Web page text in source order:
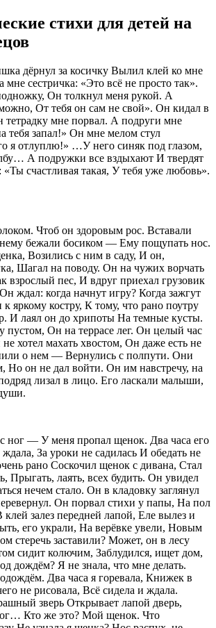
стихи для детей на
дёрнул за косичку Вылил клей ко мне
мне сестричка: «Это всё не просто так».
Он толкнул меня рукой. А
От тебя он сам не свой». Он кидал в
мне порвал. А подруги мне
тебя запал!» Он мне мелом стул
я отлуплю!» …У него синяк под глазом,
А подружки все вздыхают И твердят
счастливая такая, У тебя уже любовь».
Чтоб он здоровым рос. Вставали
бежали босиком — Ему пощупать нос.
Возились с ним в саду, И он,
Шагал на поводу. Он на чужих ворчать
взрослый пес, И вдруг приехал грузовик
ждал: когда начнут игру? Когда зажгут
яркому костру, К тому, что рано поутру
И лаял он до хрипоты На темные кусты.
пустом, Он на террасе лег. Он целый час
хотел махать хвостом, Он даже есть не
о нем — Вернулись с полпути. Они
Но он не дал войти. Он им навстречу, на
лизал в лицо. Его ласкали малыши,
с ног — У меня пропал щенок. Два часа его
ждала, За уроки не садилась И обедать не
рано Соскочил щенок с дивана, Стал
Прыгать, лаять, всех будить. Он увидел
нечем стало. Он в кладовку заглянул
Он порвал стихи у папы, На пол
залез передней лапой, Еле вылез и
его украли, На верёвке увели, Новым
стеречь заставили? Может, он в лесу
сидит колючим, Заблудился, ищет дом,
дождём? Я не знала, что мне делать.
Два часа я горевала, Книжек в
не рисовала, Всё сидела и ждала.
зверь Открывает лапой дверь,
Кто же это? Мой щенок. Что